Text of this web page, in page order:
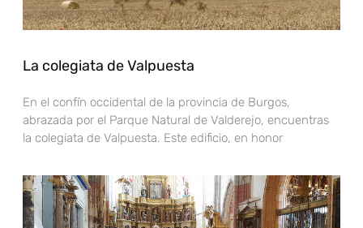
La colegiata de Valpuesta
En el confín occidental de la provincia de Burgos,
abrazada por el Parque Natural de Valderejo, encuentras
la colegiata de Valpuesta. Este edificio, en honor